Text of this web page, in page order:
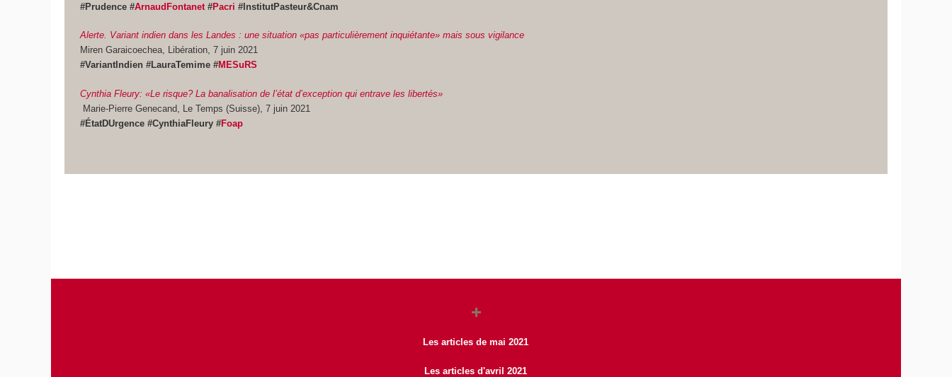
#Prudence #ArnaudFontanet #Pacri #InstitutPasteur&Cnam
Alerte. Variant indien dans les Landes : une situation «pas particulièrement inquiétante» mais sous vigilance
Miren Garaicoechea, Libération, 7 juin 2021
#VariantIndien #LauraTemime #MESuRS
Cynthia Fleury: «Le risque? La banalisation de l’état d’exception qui entrave les libertés»
Marie-Pierre Genecand, Le Temps (Suisse), 7 juin 2021
#ÉtatDUrgence #CynthiaFleury #Foap
Les articles de mai 2021
Les articles d'avril 2021